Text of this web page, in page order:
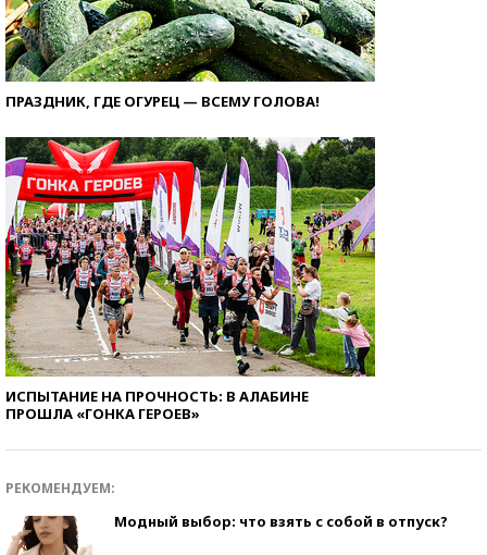
ПРАЗДНИК, ГДЕ ОГУРЕЦ — ВСЕМУ ГОЛОВА!
ИСПЫТАНИЕ НА ПРОЧНОСТЬ: В АЛАБИНЕ
ПРОШЛА «ГОНКА ГЕРОЕВ»
РЕКОМЕНДУЕМ:
Модный выбор: что взять с собой в отпуск?